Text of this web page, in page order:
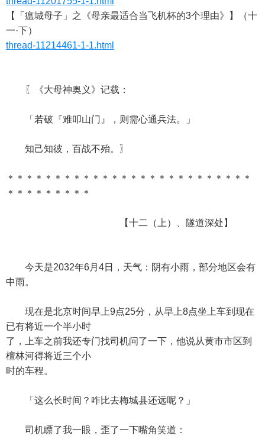
【「瘟城母子」之《母亲最适合当飞机杯的3个理由》】（十
一·下）
thread-11214461-1-1.html
〖《大母神奥义》记载：
「若破『难叩山门』，则需心通兵法。」
知己知彼，百战不殆。〗
＊＊＊＊＊＊＊＊＊＊＊＊＊＊＊＊＊＊＊＊＊＊＊＊＊＊
＊＊＊＊＊＊＊＊＊
【十二（上）、隧道深处】
今天是2032年6月4日，天气：阴有小雨，部分地区会有
中雨。
现在是北京时间早上9点25分，从早上8点坐上车到现在
已有将近一个半小时
了，上车之前我还专门找司机问了一下，他说从黄市市区到
檀林河得将近三个小
时的车程。
「这么长时间？咋比去梅城县还远呢？」
司机瞟了我一眼，歪了一下嘴角笑道：